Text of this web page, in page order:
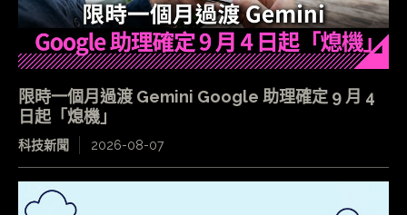
限時一個月過渡 Gemini Google 助理確定 9 月 4
日起「熄機」
科技新聞 2026-08-07